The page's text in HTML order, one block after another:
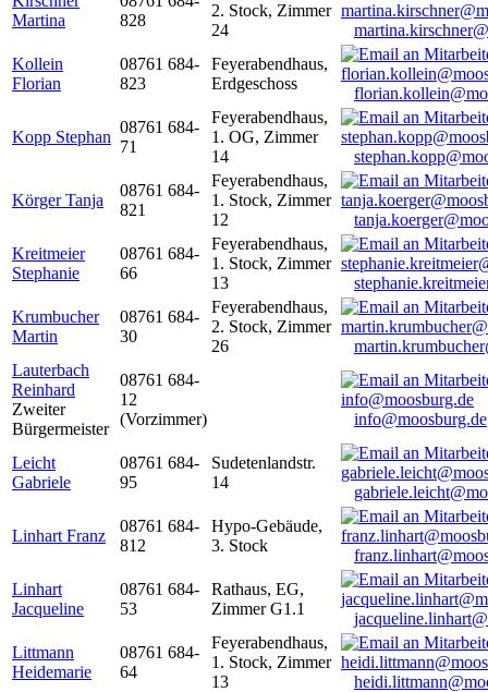
Martina
828
2. Stock, Zimmer
24
Kollein
Florian
08761 684-
823
Feyerabendhaus,
Erdgeschoss
Kopp Stephan
08761 684-
71
Feyerabendhaus,
1. OG, Zimmer
14
Körger Tanja
08761 684-
821
Feyerabendhaus,
1. Stock, Zimmer
12
Kreitmeier
Stephanie
08761 684-
66
Feyerabendhaus,
1. Stock, Zimmer
13
Krumbucher
Martin
08761 684-
30
Feyerabendhaus,
2. Stock, Zimmer
26
Lauterbach
Reinhard
Zweiter
Bürgermeister
08761 684-
12
(Vorzimmer)
info@moosburg.de
Leicht
Gabriele
08761 684-
95
Sudetenlandstr.
14
Linhart Franz
08761 684-
812
Hypo-Gebäude,
3. Stock
Linhart
Jacqueline
08761 684-
53
Rathaus, EG,
Zimmer G1.1
Littmann
Heidemarie
08761 684-
64
Feyerabendhaus,
1. Stock, Zimmer
13